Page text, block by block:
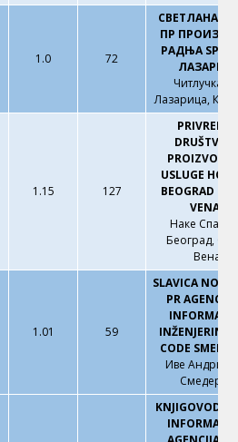
1.0 72
СВЕТЛАНА
ПР
РАДЊА
Читлучка
Лазарица,
1.15 127
DRUŠTVO
USLUGE HCP
BEOGRAD
VENAC)
Наке
Београд,
Венац
1.01 59
SLAVICA
PR
INŽENJERING
CODE
Иве Андрића